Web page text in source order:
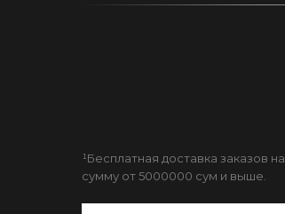
¹Бесплатная доставка заказов на
сумму от 5000000 сум и выше.